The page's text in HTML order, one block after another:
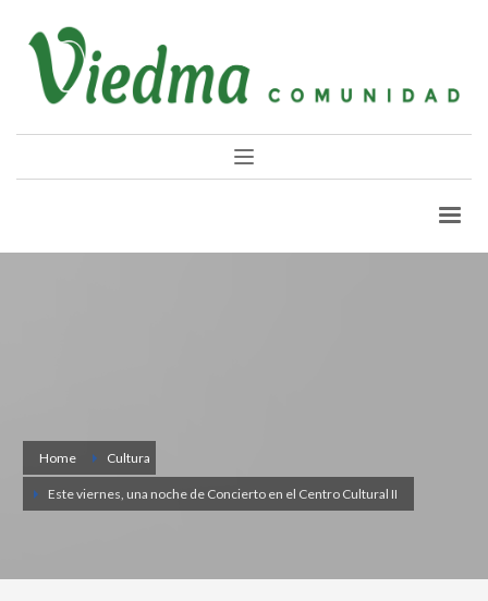
Home Cultura
Este viernes, una noche de Concierto en el Centro Cultural II